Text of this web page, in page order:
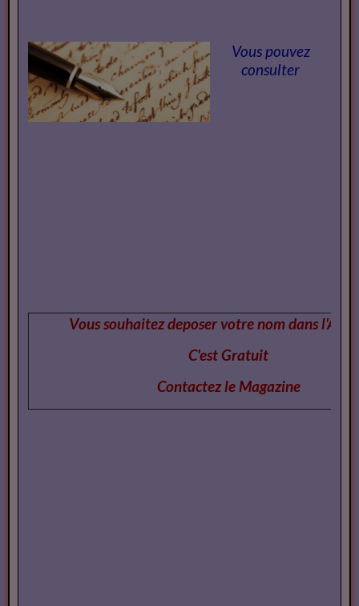
Vous pouvez
consulter
Vous souhaitez deposer votre nom dans
C'est Gratuit
Contactez le Magazine